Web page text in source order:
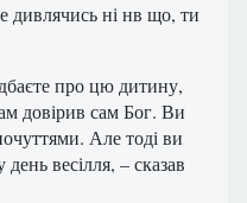
дивлячись ні нв що, ти
про цю дитину,
довірив сам Бог. Ви
Але тоді ви
весілля, – сказав